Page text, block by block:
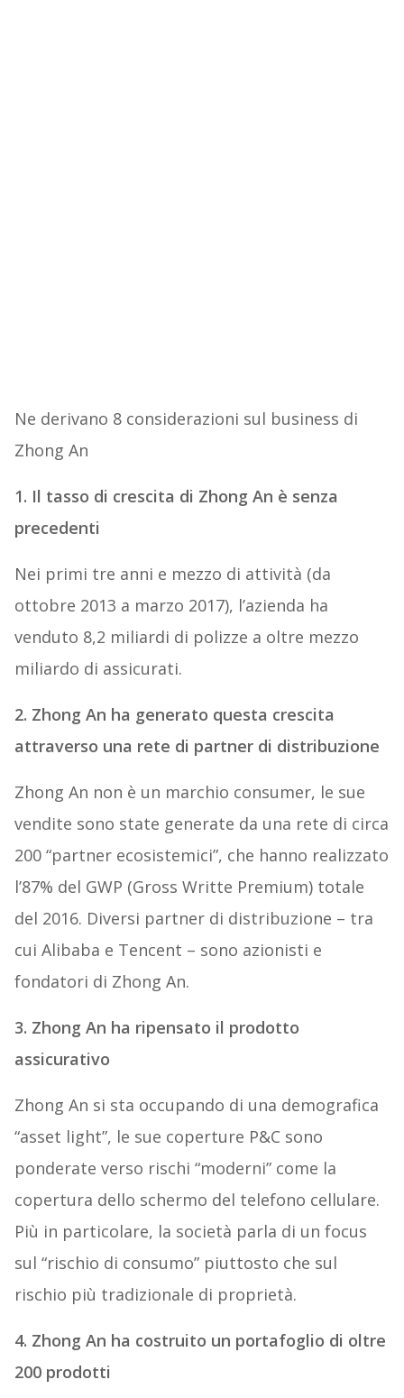
Ne derivano 8 considerazioni sul business di
Zhong An
1. Il tasso di crescita di Zhong An è senza
precedenti
Nei primi tre anni e mezzo di attività (da
ottobre 2013 a marzo 2017), l’azienda ha
venduto 8,2 miliardi di polizze a oltre mezzo
miliardo di assicurati.
2. Zhong An ha generato questa crescita
attraverso una rete di partner di distribuzione
Zhong An non è un marchio consumer, le sue
vendite sono state generate da una rete di circa
200 “partner ecosistemici”, che hanno realizzato
l’87% del GWP (Gross Writte Premium) totale
del 2016. Diversi partner di distribuzione – tra
cui Alibaba e Tencent – sono azionisti e
fondatori di Zhong An.
3. Zhong An ha ripensato il prodotto
assicurativo
Zhong An si sta occupando di una demografica
“asset light”, le sue coperture P&C sono
ponderate verso rischi “moderni” come la
copertura dello schermo del telefono cellulare.
Più in particolare, la società parla di un focus
sul “rischio di consumo” piuttosto che sul
rischio più tradizionale di proprietà.
4. Zhong An ha costruito un portafoglio di oltre
200 prodotti